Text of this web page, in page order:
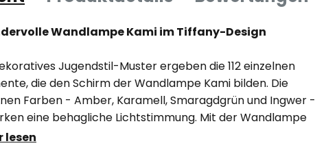
Wandlampe Kami im Tiffany-Design
Jugendstil-Muster ergeben die 112 einzelnen
die den Schirm der Wandlampe Kami bilden. Die
Farben - Amber, Karamell, Smaragdgrün und Ingwer -
eine behagliche Lichtstimmung. Mit der Wandlampe
kehren Eleganz und Einzigartigkeit in jeden Raum ein.
lesen